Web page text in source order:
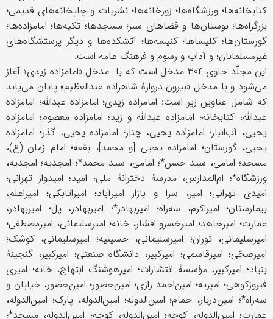
کتابخانه‌ها؛ ورزشگاه‌ها؛ زورخانه‌ها؛ نشریات و چاپخانه‌های قدیمی؛
بزرگراه‌ها؛ بوستان‌ها و فضاهای سبز؛ مسجدها؛ تکیه‌ها؛ امامزاده‌ها؛
گورستان‌ها؛ کلیساها؛ کنیسه‌ها؛ آتشکده‌ها و دیگر پرستشگاه‌های
غیرمسلمانان؛ و آداب و رسوم و فرهنگ عامه است.
این مجلّد حاوی ۳۰۴ مدخل است که با مدخل «امامزاده زیدی» آغاز
می‌شود و با مدخل «بیرون دروازۀ شاهزاده عبدالعظیم» پایان می‌یابد
که شامل عناوین زیر است: امامزاده زیدی؛ امامزاده عبدالله؛ امامزاده
عبدالله، کتابخانه؛ امامزاده عبدالله و زید؛ امامزاده معصوم؛ امامزاده
یحیى، آب‌انبار؛ امامزاده یحیى، چنار؛ امامزاده یحیى، گذر؛ امامزاده
یحیى، گورستان؛ امامزاده یحیى [و محمد]، بقعه؛ امام زمان (ع)،
مسجد؛ امامی، سید حسن*؛ امامی، سید محمد*؛ امجدیه؛ امجدیه،
ورزشگاه*؛ ام‌المدارس، مدرسۀ دخترانۀ ملی؛ امید؛ امیدوار تهرانی؛
امیدی تهرانی؛ امیر، سرا و بازار امیرآباد؛ امیراتابکی؛ امیراعلم،
بیمارستان؛ امیراکرم، سه‌راه؛ امیربهادر*؛ امیربهادر، پل؛ امیربهادر،
عمارت؛ امیرجاهد؛ امیرخسرو افشار، خانه؛ امیرسلیمانی، امیرمصطفی؛
امیرسلیمانی، توران؛ امیرسلیمانی، حسینیه؛ امیرسلیمانی، کوشک؛
امیرصحّی؛ امیرقاسمی؛ امیرکبیر، دانشگاه صنعتی؛ امیرکبیر، گنجینۀ
بنیاد؛ امیرکبیر، مؤسسۀ انتشارات؛ امیرهوشنگ ابتهاج، خانه؛ امیری
فیروزکوهی؛ امیریه؛ امین‌احمد رازی؛ امین‌حضور؛ امین‌حضور، خیابان و
سه‌راه*؛ امین‌دربار، حمام؛ امین‌الدوله؛ امین‌الدوله، پارک؛ امین‌الدوله،
عمارت؛ امین‌الدوله، کوچه؛ امین‌الدوله، کوچه؛ امین‌الدوله، مسجد*؛